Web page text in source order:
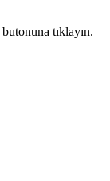
butonuna tıklayın.